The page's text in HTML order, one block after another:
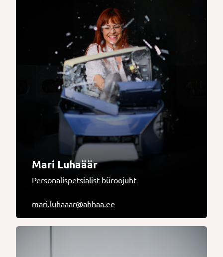
Mari Luhaäär
Personalispetsialist-büroojuht
mari.luhaaar@ahhaa.ee